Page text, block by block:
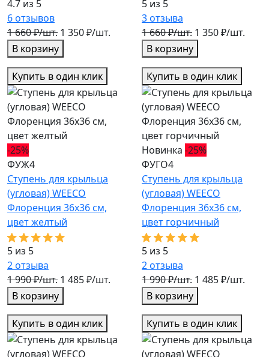
4.7 из 5
6отзывов
1 660 ₽/шт. 1 350 ₽/шт.
В корзину
Купить в один клик
5 из 5
3отзыва
1 660 ₽/шт. 1 350 ₽/шт.
В корзину
Купить в один клик
-25%
ФУЖ4
Ступень для крыльца
(угловая) WEECO
Флоренция 36х36 см,
цвет желтый
5 из 5
2отзыва
1 990 ₽/шт. 1 485 ₽/шт.
В корзину
Купить в один клик
Новинка -25%
ФУГО4
Ступень для крыльца
(угловая) WEECO
Флоренция 36х36 см,
цвет горчичный
5 из 5
2отзыва
1 990 ₽/шт. 1 485 ₽/шт.
В корзину
Купить в один клик